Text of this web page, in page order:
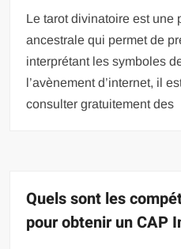
Le tarot divinatoire est une
ancestrale qui permet de
interprétant les symboles
l’avènement d’internet, il
consulter gratuitement des
Quels sont les
pour obtenir un CAP